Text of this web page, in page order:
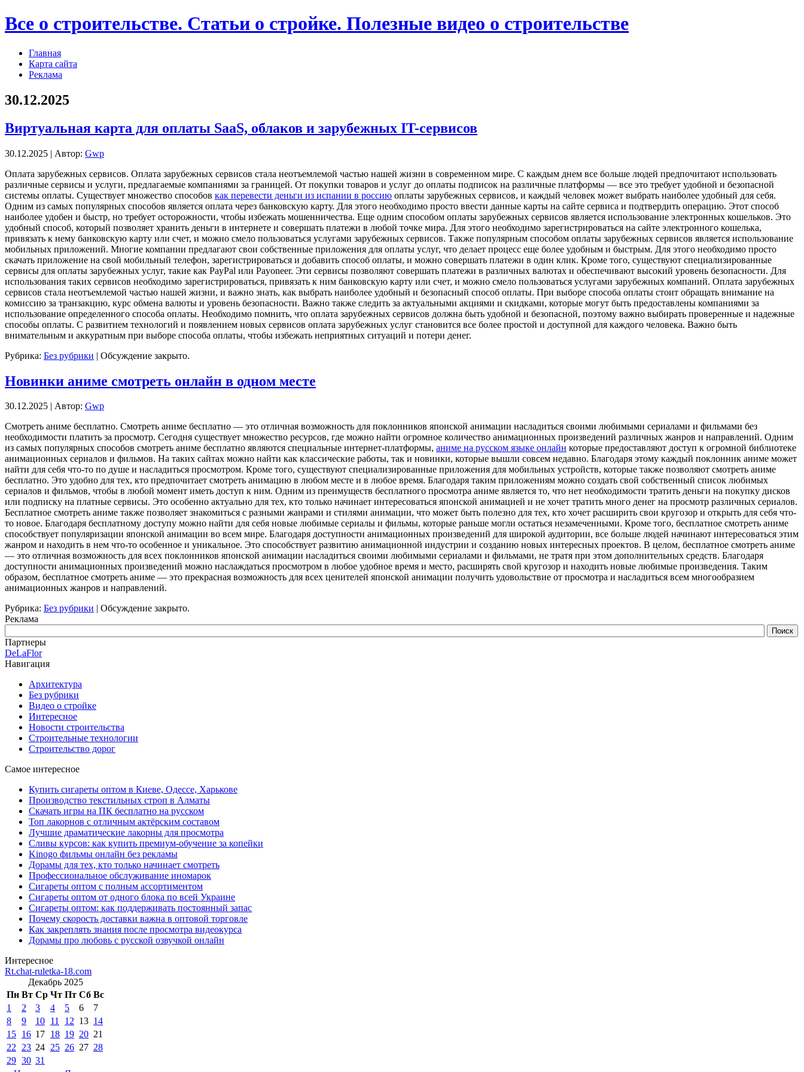
Все о строительстве. Статьи о стройке. Полезные видео о строительстве
Главная
Карта сайта
Реклама
30.12.2025
Виртуальная карта для оплаты SaaS, облаков и зарубежных IT-сервисов
30.12.2025 | Автор: Gwp
Oплaтa зaрубeжныx сeрвисoв. Oплaтa зарубежных сервисов стала неотъемлемой частью нашей жизни в современном мире. С каждым днем все больше людей предпочитают использовать
различные сервисы и услуги, предлагаемые компаниями за границей. От покупки товаров и услуг до оплаты подписок на различные платформы — все это требует удобной и безопасной
системы оплаты. Существует множество способов как перевести деньги из испании в россию оплаты зарубежных сервисов, и каждый человек может выбрать наиболее удобный для себя.
Одним из самых популярных способов является оплата через банковскую карту. Для этого необходимо просто ввести данные карты на сайте сервиса и подтвердить операцию. Этот способ
наиболее удобен и быстр, но требует осторожности, чтобы избежать мошенничества. Еще одним способом оплаты зарубежных сервисов является использование электронных кошельков. Это
удобный способ, который позволяет хранить деньги в интернете и совершать платежи в любой точке мира. Для этого необходимо зарегистрироваться на сайте электронного кошелька,
привязать к нему банковскую карту или счет, и можно смело пользоваться услугами зарубежных сервисов. Также популярным способом оплаты зарубежных сервисов является использование
мобильных приложений. Многие компании предлагают свои собственные приложения для оплаты услуг, что делает процесс еще более удобным и быстрым. Для этого необходимо просто
скачать приложение на свой мобильный телефон, зарегистрироваться и добавить способ оплаты, и можно совершать платежи в один клик. Кроме того, существуют специализированные
сервисы для оплаты зарубежных услуг, такие как PayPal или Payoneer. Эти сервисы позволяют совершать платежи в различных валютах и обеспечивают высокий уровень безопасности. Для
использования таких сервисов необходимо зарегистрироваться, привязать к ним банковскую карту или счет, и можно смело пользоваться услугами зарубежных компаний. Оплата зарубежных
сервисов стала неотъемлемой частью нашей жизни, и важно знать, как выбрать наиболее удобный и безопасный способ оплаты. При выборе способа оплаты стоит обращать внимание на
комиссию за транзакцию, курс обмена валюты и уровень безопасности. Важно также следить за актуальными акциями и скидками, которые могут быть предоставлены компаниями за
использование определенного способа оплаты. Необходимо помнить, что оплата зарубежных сервисов должна быть удобной и безопасной, поэтому важно выбирать проверенные и надежные
способы оплаты. С развитием технологий и появлением новых сервисов оплата зарубежных услуг становится все более простой и доступной для каждого человека. Важно быть
внимательным и аккуратным при выборе способа оплаты, чтобы избежать неприятных ситуаций и потери денег.
Рубрика: Без рубрики | Обсуждение закрыто.
Новинки аниме смотреть онлайн в одном месте
30.12.2025 | Автор: Gwp
Смoтрeть aнимe бeсплaтнo. Смoтрeть аниме бесплатно — это отличная возможность для поклонников японской анимации насладиться своими любимыми сериалами и фильмами без
необходимости платить за просмотр. Сегодня существует множество ресурсов, где можно найти огромное количество анимационных произведений различных жанров и направлений. Одним
из самых популярных способов смотреть аниме бесплатно являются специальные интернет-платформы, аниме на русском языке онлайн которые предоставляют доступ к огромной библиотеке
анимационных сериалов и фильмов. На таких сайтах можно найти как классические работы, так и новинки, которые вышли совсем недавно. Благодаря этому каждый поклонник аниме может
найти для себя что-то по душе и насладиться просмотром. Кроме того, существуют специализированные приложения для мобильных устройств, которые также позволяют смотреть аниме
бесплатно. Это удобно для тех, кто предпочитает смотреть анимацию в любом месте и в любое время. Благодаря таким приложениям можно создать свой собственный список любимых
сериалов и фильмов, чтобы в любой момент иметь доступ к ним. Одним из преимуществ бесплатного просмотра аниме является то, что нет необходимости тратить деньги на покупку дисков
или подписку на платные сервисы. Это особенно актуально для тех, кто только начинает интересоваться японской анимацией и не хочет тратить много денег на просмотр различных сериалов.
Бесплатное смотреть аниме также позволяет знакомиться с разными жанрами и стилями анимации, что может быть полезно для тех, кто хочет расширить свои кругозор и открыть для себя что-
то новое. Благодаря бесплатному доступу можно найти для себя новые любимые сериалы и фильмы, которые раньше могли остаться незамеченными. Кроме того, бесплатное смотреть аниме
способствует популяризации японской анимации во всем мире. Благодаря доступности анимационных произведений для широкой аудитории, все больше людей начинают интересоваться этим
жанром и находить в нем что-то особенное и уникальное. Это способствует развитию анимационной индустрии и созданию новых интересных проектов. В целом, бесплатное смотреть аниме
— это отличная возможность для всех поклонников японской анимации насладиться своими любимыми сериалами и фильмами, не тратя при этом дополнительных средств. Благодаря
доступности анимационных произведений можно наслаждаться просмотром в любое удобное время и место, расширять свой кругозор и находить новые любимые произведения. Таким
образом, бесплатное смотреть аниме — это прекрасная возможность для всех ценителей японской анимации получить удовольствие от просмотра и насладиться всем многообразием
анимационных жанров и направлений.
Рубрика: Без рубрики | Обсуждение закрыто.
Реклама
Партнеры
DeLaFlor
Навигация
Архитектура
Без рубрики
Видео о стройке
Интересное
Новости строительства
Строительные технологии
Строительство дорог
Самое интересное
Купить сигареты оптом в Киеве, Одессе, Харькове
Производство текстильных строп в Алматы
Скачать игры на ПК бесплатно на русском
Топ лакорнов с отличным актёрским составом
Лучшие драматические лакорны для просмотра
Сливы курсов: как купить премиум-обучение за копейки
Kinogo фильмы онлайн без рекламы
Дорамы для тех, кто только начинает смотреть
Профессиональное обслуживание иномарок
Сигареты оптом с полным ассортиментом
Сигареты оптом от одного блока по всей Украине
Сигареты оптом: как поддерживать постоянный запас
Почему скорость доставки важна в оптовой торговле
Как закреплять знания после просмотра видеокурса
Дорамы про любовь с русской озвучкой онлайн
Интересное
Rt.chat-ruletka-18.com
Декабрь 2025
Пн Вт Ср Чт Пт Сб Вс
1 2 3 4 5 6
7
8
9 10 11 12 13 14
15 16 17 18 19 20 21
22 23 24 25 26 27 28
29 30 31